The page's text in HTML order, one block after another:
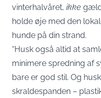
vinterhalvåret, ikke
holde øje med den
hunde på din strand.
“Husk også altid at
minimere spredning af
bare er god stil. Og
skraldespanden –